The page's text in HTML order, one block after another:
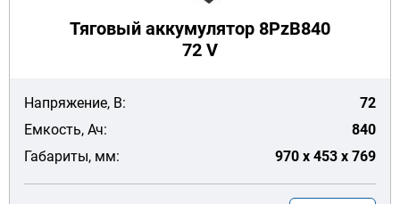
Тяговый аккумулятор 8PzB840
72 V
Напряжение, В:
72
Емкость, Ач:
840
Габариты, мм:
970 x 453 x 769